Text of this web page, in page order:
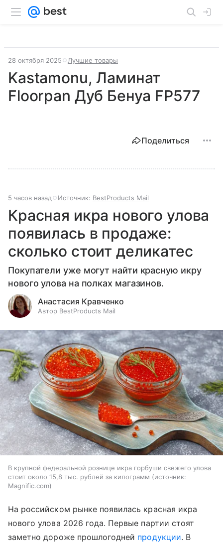
28 октября 2025 Лучшие товары
Kastamonu, Ламинат
Floorpan Дуб Бенуа FP577
Поделиться
5 часов назад Источник: BestProducts Mail
Красная икра нового улова
появилась в продаже:
сколько стоит деликатес
Покупатели уже могут найти красную икру
нового улова на полках магазинов.
Анастасия Кравченко
Автор BestProducts Mail
В крупной федеральной рознице икра горбуши свежего улова
стоит около 15,8 тыс. рублей за килограмм
источник:
Magnific.com
На российском рынке появилась красная икра
нового улова 2026 года. Первые партии стоят
заметно дороже прошлогодней продукции. В